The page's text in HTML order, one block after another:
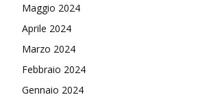
Maggio 2024
Aprile 2024
Marzo 2024
Febbraio 2024
Gennaio 2024